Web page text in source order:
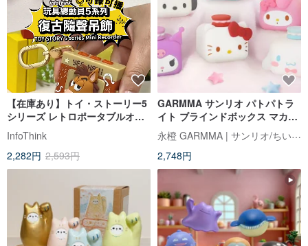
【在庫あり】トイ・ストーリー5
シリーズ レトロポータブルオー
ナメント ブラインドボックス ラ
ンダム出荷
InfoThink
2,282円 2,593円
GARMMA サンリオ パトパトラ
イト ブラインドボックス マカロ
ンシリーズ 小箱
永橙 GARMMA | サンリオ/ちいかわ/もふさんど/クレヨンしんちゃん 台湾正規ストア
2,748円